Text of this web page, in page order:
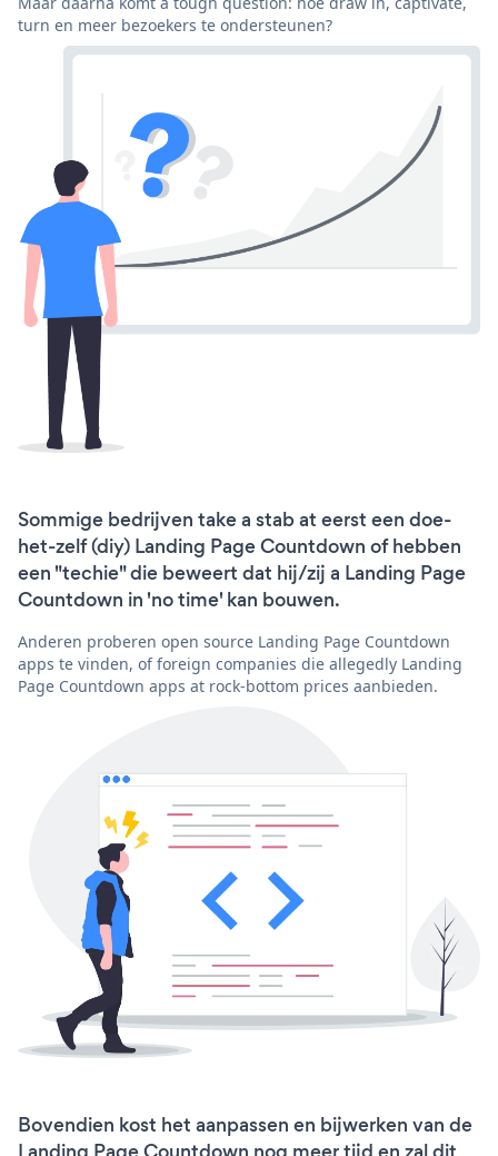
turn en meer bezoekers te ondersteunen?
Sommige bedrijven take a stab at eerst een doe-
het-zelf (diy) Landing Page Countdown of hebben
een "techie" die beweert dat hij/zij a Landing Page
Countdown in 'no time' kan bouwen.
Anderen proberen open source Landing Page Countdown
apps te vinden, of foreign companies die allegedly Landing
Page Countdown apps at rock-bottom prices aanbieden.
Bovendien kost het aanpassen en bijwerken van de